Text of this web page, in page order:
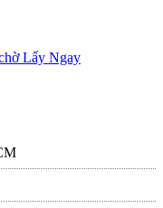
Lấy Ngay